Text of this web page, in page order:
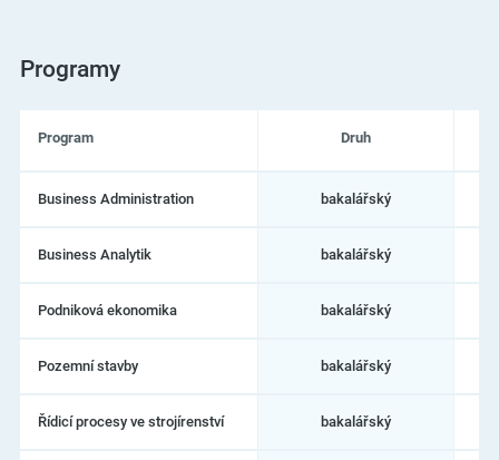
Programy
programů
škola
Českých
Program Druh
Business Administration bakalářský
Business Analytik bakalářský
Podniková ekonomika bakalářský
Pozemní stavby bakalářský
Řídicí procesy ve strojírenství bakalářský